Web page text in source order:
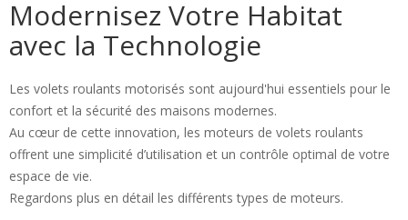
Modernisez Votre Habitat
avec la Technologie
Les volets roulants motorisés sont aujourd'hui essentiels pour le
confort et la sécurité des maisons modernes.
Au cœur de cette innovation, les moteurs de volets roulants
offrent une simplicité d’utilisation et un contrôle optimal de votre
espace de vie.
Regardons plus en détail les différents types de moteurs.